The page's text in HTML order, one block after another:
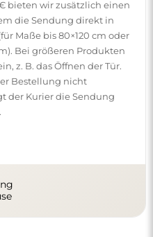
unseres Spiegels
wir für Sie
Darin finden Sie alle
des Spiegels
seiner Pflege, Reinigung
lange an seinem
können.